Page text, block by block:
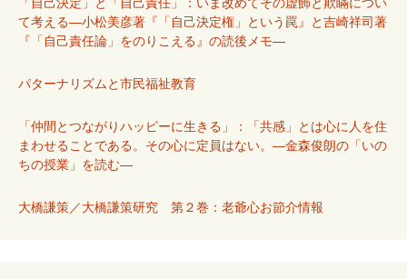
て考える―小松美彦著『「自己決定権」という罠』と吉崎祥司著
『「自己責任論」をのりこえる』の読後メモ―
パターナリズムと市民福祉教育
「仲間とつながりハッピーに生きる」：「共感」とは心に人を住
まわせることである。その心に定員はない。―金森俊朗の「いの
ちの授業」を読む―
大橋謙策／大橋謙策研究 第２巻：老爺心お節介情報